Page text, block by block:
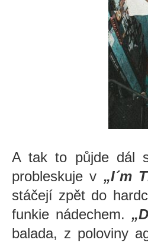
A tak to půjde dál
probleskuje v „I´m
stáčejí zpět do
funkie nádechem.
balada, z poloviny